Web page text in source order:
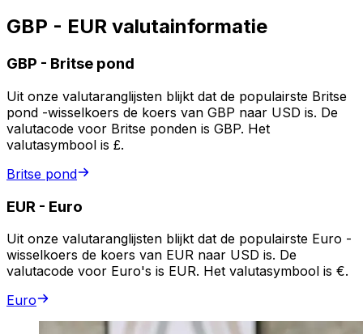
GBP - EUR valutainformatie
GBP - Britse pond
Uit onze valutaranglijsten blijkt dat de populairste Britse
pond -wisselkoers de koers van GBP naar USD is. De
valutacode voor Britse ponden is GBP. Het
valutasymbool is £.
Britse pond
EUR - Euro
Uit onze valutaranglijsten blijkt dat de populairste Euro -
wisselkoers de koers van EUR naar USD is. De
valutacode voor Euro's is EUR. Het valutasymbool is €.
Euro